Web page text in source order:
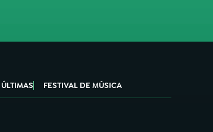
ÚLTIMAS FESTIVAL DE MÚSICA